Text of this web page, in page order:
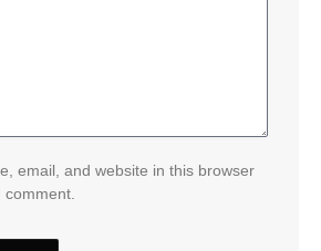
email, and website in this browser